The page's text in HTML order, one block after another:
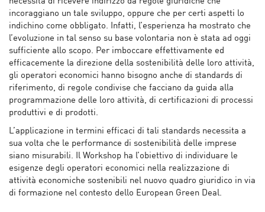
incoraggiano un tale sviluppo, oppure che per certi aspetti lo
indichino come obbligato. Infatti, l’esperienza ha mostrato che
l’evoluzione in tal senso su base volontaria non è stata ad oggi
sufficiente allo scopo. Per imboccare effettivamente ed
efficacemente la direzione della sostenibilità delle loro attività,
gli operatori economici hanno bisogno anche di standards di
riferimento, di regole condivise che facciano da guida alla
programmazione delle loro attività, di certificazioni di processi
produttivi e di prodotti.
L’applicazione in termini efficaci di tali standards necessita a
sua volta che le performance di sostenibilità delle imprese
siano misurabili. Il Workshop ha l’obiettivo di individuare le
esigenze degli operatori economici nella realizzazione di
attività economiche sostenibili nel nuovo quadro giuridico in via
di formazione nel contesto dello European Green Deal.